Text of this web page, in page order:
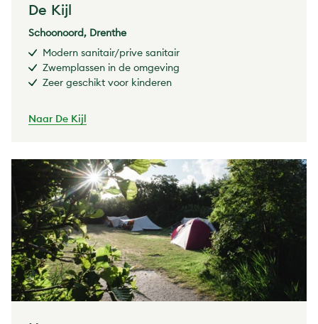
De Kijl
Schoonoord, Drenthe
Modern sanitair/prive sanitair
Zwemplassen in de omgeving
Zeer geschikt voor kinderen
Naar De Kijl